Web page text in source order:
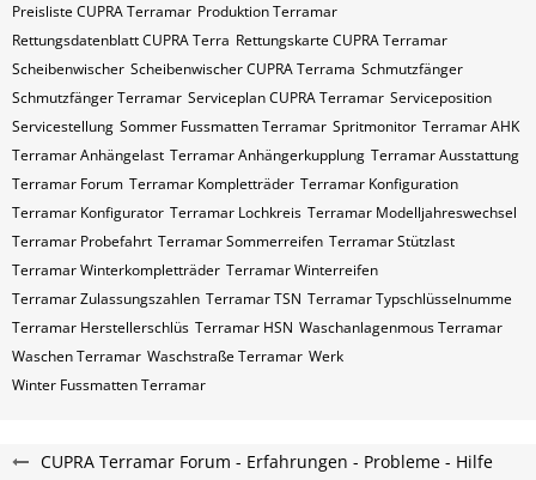
Preisliste CUPRA Terramar Produktion Terramar
Rettungsdatenblatt CUPRA Terra Rettungskarte CUPRA Terramar
Scheibenwischer Scheibenwischer CUPRA​ Terrama Schmutzfänger
Schmutzfänger Terramar Serviceplan CUPRA Terramar Serviceposition
Servicestellung Sommer Fussmatten Terramar Spritmonitor Terramar AHK
Terramar Anhängelast Terramar Anhängerkupplung Terramar Ausstattung
Terramar Forum Terramar Kompletträder Terramar Konfiguration
Terramar Konfigurator Terramar Lochkreis Terramar Modelljahreswechsel
Terramar Probefahrt Terramar Sommerreifen Terramar Stützlast
Terramar Winterkompletträder Terramar Winterreifen
Terramar Zulassungszahlen Terramar​​​​ TSN Terramar​​​​ Typschlüsselnumme
Terramar​​​​​ Herstellerschlüs Terramar​​​​​ HSN Waschanlagenmous Terramar
Waschen Terramar Waschstraße Terramar Werk
Winter Fussmatten Terramar
CUPRA Terramar Forum - Erfahrungen - Probleme - Hilfe